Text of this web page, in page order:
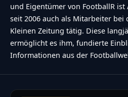
und Eigentümer von FootballR ist
seit 2006 auch als Mitarbeiter bei
Kleinen Zeitung tätig. Diese
ermöglicht es ihm, fundierte
Informationen aus der